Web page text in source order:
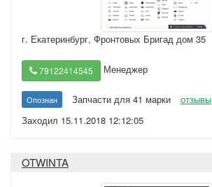
г. Екатеринбург, Фронтовых Бригад дом 35
79122414545 Менеджер
Опознан Запчасти для 41 марки
отзывы
Заходил 15.11.2018 12:12:05
OTWINTA